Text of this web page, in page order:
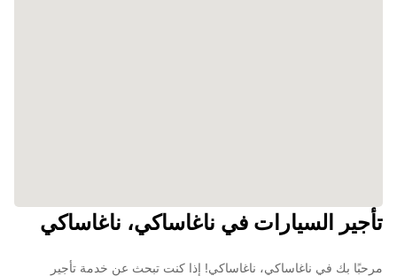
تأجير السيارات في ناغاساكي، ناغاساكي
مرحبًا بك في ناغاساكي، ناغاساكي! إذا كنت تبحث عن خدمة تأجير